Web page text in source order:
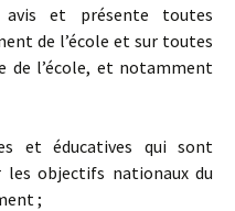
et présente toutes
de l’école et sur toutes
de l’école, et notamment
et éducatives qui sont
objectifs nationaux du
;